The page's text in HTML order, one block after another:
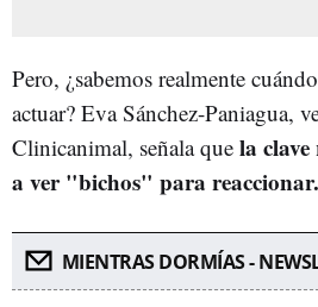
Pero, ¿sabemos realmente
actuar? Eva Sánchez-Paniagua,
Clinicanimal, señala que la clave
a ver "bichos" para reaccionar.
MIENTRAS DORMÍAS -